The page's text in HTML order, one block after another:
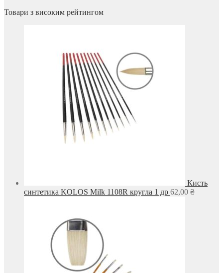
Товари з високим рейтингом
Кисть
синтетика KOLOS Milk 1108R кругла 1 др 62,00 ₴